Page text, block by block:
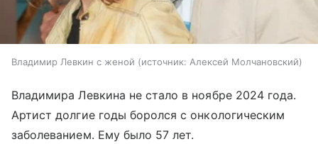
Владимир Левкин с женой источник: Алексей Молчановский
Владимира Левкина не стало в ноябре 2024 года.
Артист долгие годы боролся с онкологическим
заболеванием. Ему было 57 лет.